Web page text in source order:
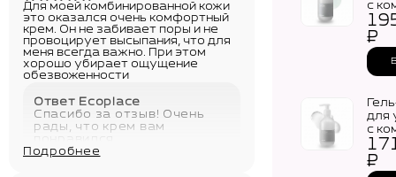
Для моей комбинированной кожи
это оказался очень комфортный
крем. Он не забивает поры и не
провоцирует высыпания, что для
меня всегда важно. При этом
хорошо убирает ощущение
обезвоженности
Ответ Ecoplace
Спасибо за отзыв! Очень
рады, что крем вам
29.05.2026
Подробнее
с
₽
для
с
Gel
₽